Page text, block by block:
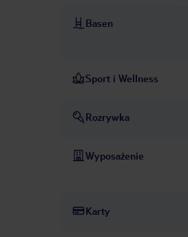
Basen
Sport i Wellness
Rozrywka
Wyposażenie
Karty